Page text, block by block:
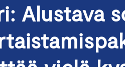
Alustava